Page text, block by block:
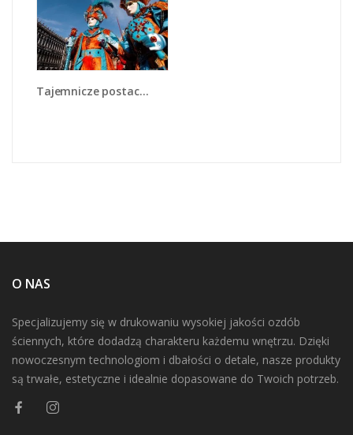
Tajemnicze postacie w wenecji - L211
O NAS
Specjalizujemy się w drukowaniu wysokiej jakości ozdób
ściennych, które dodadzą charakteru każdemu wnętrzu. Dzięki
nowoczesnym technologiom i dbałości o detale, nasze produkty
są trwałe, estetyczne i idealnie dopasowane do Twoich potrzeb.